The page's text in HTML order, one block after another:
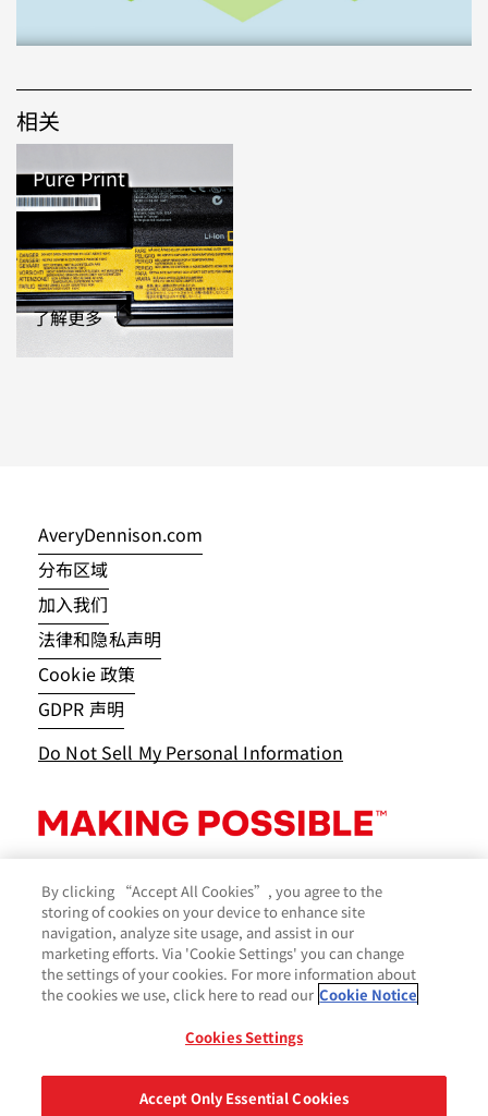
相关
Pure Print
了解更多
AveryDennison.com
分布区域
加入我们
法律和隐私声明
Cookie 政策
GDPR 声明
Do Not Sell My Personal Information
© 2026 Avery Dennison Corporation
By clicking “Accept All Cookies”, you agree to the
storing of cookies on your device to enhance site
navigation, analyze site usage, and assist in our
marketing efforts. Via 'Cookie Settings' you can change
the settings of your cookies. For more information about
the cookies we use, click here to read our Cookie Notice
Cookies Settings
Accept Only Essential Cookies